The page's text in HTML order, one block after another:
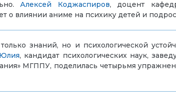
Алексей Коджаспиров, доцент
о влиянии аниме на психику детей и
знаний, но и психологической
, кандидат психологических наук,
МГППУ, поделилась четырьмя